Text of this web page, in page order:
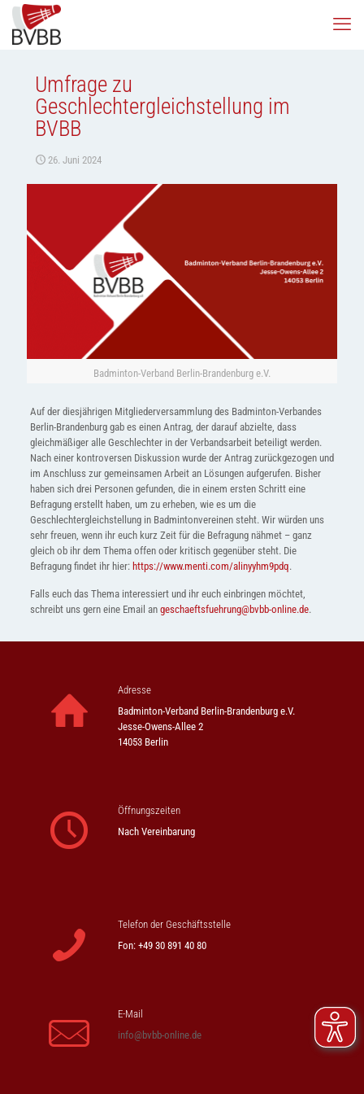
Umfrage zu
Geschlechtergleichstellung im
BVBB
26. Juni 2024
Badminton-Verband Berlin-Brandenburg e.V.
Auf der diesjährigen Mitgliederversammlung des Badminton-Verbandes
Berlin-Brandenburg gab es einen Antrag, der darauf abzielte, dass
gleichmäßiger alle Geschlechter in der Verbandsarbeit beteiligt werden.
Nach einer kontroversen Diskussion wurde der Antrag zurückgezogen und
im Anschluss zur gemeinsamen Arbeit an Lösungen aufgerufen. Bisher
haben sich drei Personen gefunden, die in einem ersten Schritt eine
Befragung erstellt haben, um zu erheben, wie es um die
Geschlechtergleichstellung in Badmintonvereinen steht. Wir würden uns
sehr freuen, wenn ihr euch kurz Zeit für die Befragung nähmet – ganz
gleich ob ihr dem Thema offen oder kritisch gegenüber steht. Die
Befragung findet ihr hier: https://www.menti.com/alinyyhm9pdq.
Falls euch das Thema interessiert und ihr euch einbringen möchtet,
schreibt uns gern eine Email an geschaeftsfuehrung@bvbb-online.de.
Adresse
Badminton-Verband Berlin-Brandenburg e.V.
Jesse-Owens-Allee 2
14053 Berlin
Öffnungszeiten
Nach Vereinbarung
Telefon der Geschäftsstelle
Fon: +49 30 891 40 80
E-Mail
info@bvbb-online.de